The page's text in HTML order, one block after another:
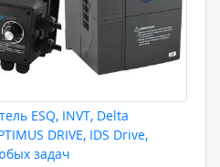
ESQ, INVT, Delta
DRIVE, IDS Drive,
задач